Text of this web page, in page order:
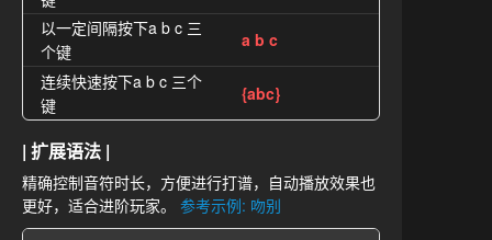
以一定间隔按下a b c 三
个键
a b c
连续快速按下a b c 三个
键
{abc}
| 扩展语法 |
精确控制音符时长，方便进行打谱，自动播放效果也
更好，适合进阶玩家。参考示例: 吻别